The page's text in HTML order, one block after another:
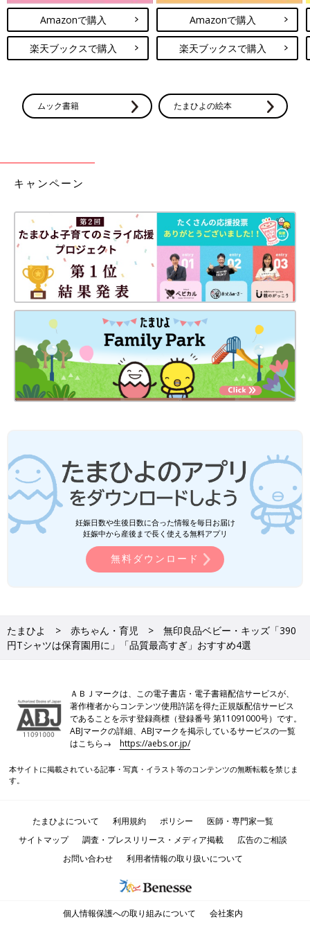
Amazonで購入
楽天ブックスで購入
Amazonで購入
楽天ブックスで購入
ムック書籍 たまひよの絵本
キャンペーン
妊娠日数や生後日数に合った情報を毎日お届け
妊娠中から産後まで長く使える無料アプリ
無料ダウンロード
たまひよ 赤ちゃん・育児
無印良品ベビー・キッズ「390
円Tシャツは保育園用に」「品質最高すぎ」おすすめ4選
ＡＢＪマークは、この電子書店・電子書籍配信サービスが、
著作権者からコンテンツ使用許諾を得た正規版配信サービス
であることを示す登録商標（登録番号 第11091000号）です。
ABJマークの詳細、ABJマークを掲示しているサービスの一覧
はこちら→https://aebs.or.jp/
本サイトに掲載されている記事・写真・イラスト等のコンテンツの無断転載を禁じま
す。
たまひよについて 利用規約 ポリシー
医師・専門家一覧
サイトマップ
調査・プレスリリース・メディア掲載
広告のご相談
お問い合わせ
利用者情報の取り扱いについて
個人情報保護への取り組みについて 会社案内